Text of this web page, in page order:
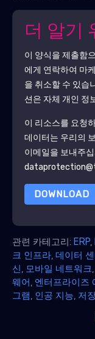
더 알기
이 양식을 제출함
에게 연락하여 마
을 취소할 수 있습
션은 자체 개인 정
이 리소스를 요청
데이터는 우리의
이메일을 보내주
DOWNLOAD
관련 카테고리: ERP
크 인프라 데이터
신 모바일 네트워크
웨어 엔터프라이즈
그램 인공 지능 저